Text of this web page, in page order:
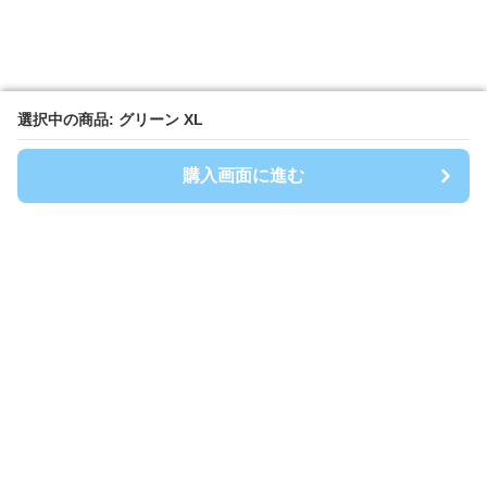
選択中の商品: グリーン XL
購入画面に進む
選択中の商品: グリーン XL
購入画面に進む